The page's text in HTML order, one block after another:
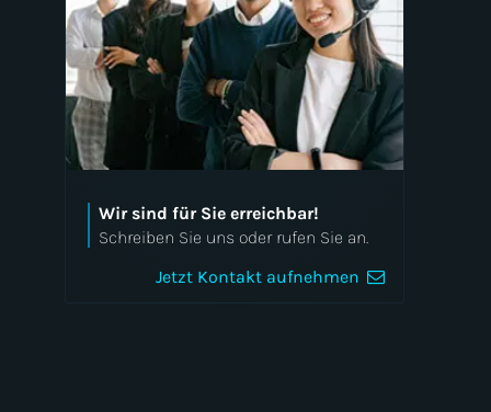
Usability-Tests
Wir sind für Sie erreichbar!
Schreiben Sie uns oder rufen Sie an.
Jetzt Kontakt aufnehmen